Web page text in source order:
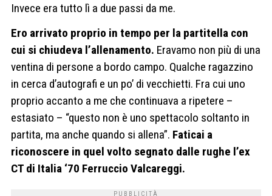
Invece era tutto lì a due passi da me.
Ero arrivato proprio in tempo per la partitella con
cui si chiudeva l’allenamento. Eravamo non più di una
ventina di persone a bordo campo. Qualche ragazzino
in cerca d’autografi e un po’ di vecchietti. Fra cui uno
proprio accanto a me che continuava a ripetere –
estasiato – “questo non è uno spettacolo soltanto in
partita, ma anche quando si allena”. Faticai a
riconoscere in quel volto segnato dalle rughe l’ex
CT di Italia ‘70 Ferruccio Valcareggi.